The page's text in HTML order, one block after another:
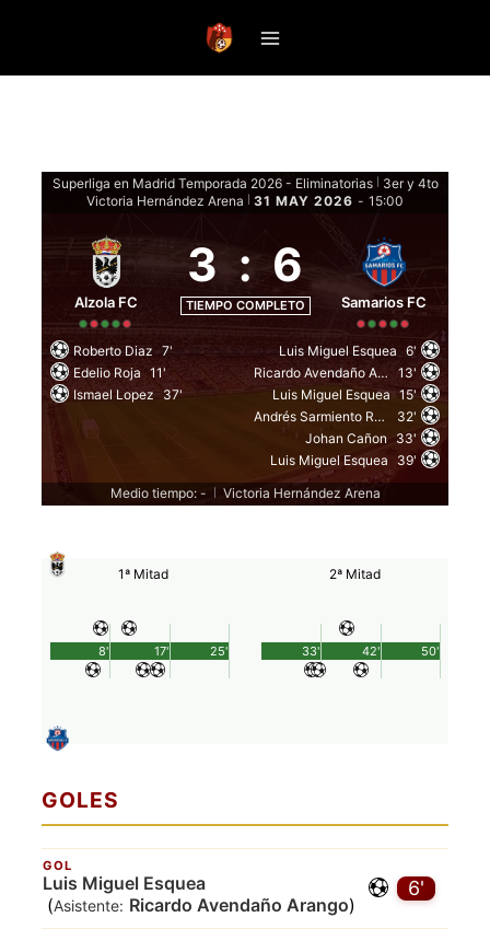
Superliga en Madrid Temporada 2026 - Eliminatorias
3er y 4to
Victoria Hernández Arena
31 MAY 2026 - 15:00
Alzola FC
3 : 6
TIEMPO COMPLETO Samarios FC
Roberto Diaz 7'
Edelio Roja 11'
Ismael Lopez
37'
Luis Miguel Esquea 6'
Ricardo Avendaño Arango
13'
Luis Miguel Esquea 15'
Andrés Sarmiento Racines
32'
Johan Cañon 33'
Luis Miguel Esquea
39'
Medio tiempo: -
Victoria Hernández Arena
1ª Mitad
25'
8' 17'
2ª Mitad
50'
33' 42'
GOLES
6'
GOL
Luis Miguel Esquea
(Asistente: Ricardo Avendaño Arango)